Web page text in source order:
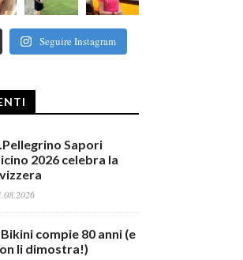
Seguire Instagram
Sapori
2026 celebra la
Bikini compie 80 anni (e
li dimostra!)